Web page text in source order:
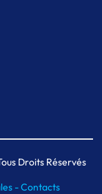
Droits Réservés
-Contacts